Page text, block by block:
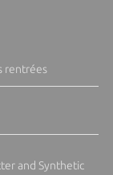
rentrées
and Synthetic